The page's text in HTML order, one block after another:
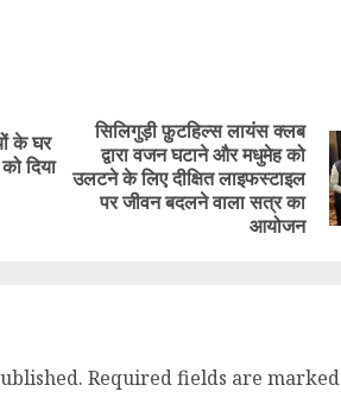
Previous
post:
के घर
दिया Next
post:
सिलिगुड़ी फ़ुटहिल्स लायंस क्लब
द्वारा वजन घटाने और मधुमेह को
उलटने के लिए दीक्षित लाइफस्टाइल
पर जीवन बदलने वाला सत्र का
आयोजन
Required fields are marked